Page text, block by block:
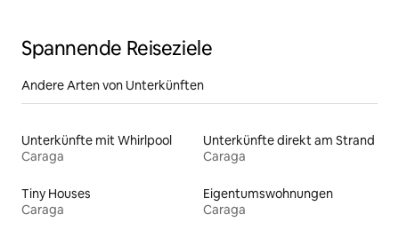
Spannende Reiseziele
Andere Arten von Unterkünften
Unterkünfte mit Whirlpool
Caraga
Unterkünfte direkt am Strand
Caraga
Tiny Houses
Caraga
Eigentumswohnungen
Caraga